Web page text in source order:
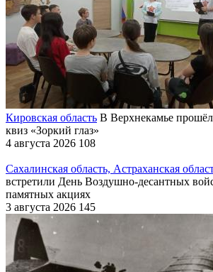
Кировская область В Верхнекамье
квиз «Зоркий глаз»
4 августа 2026 108
Сахалинская область, Астраханская
встретили День Воздушно-десантных
памятных акциях
3 августа 2026 145